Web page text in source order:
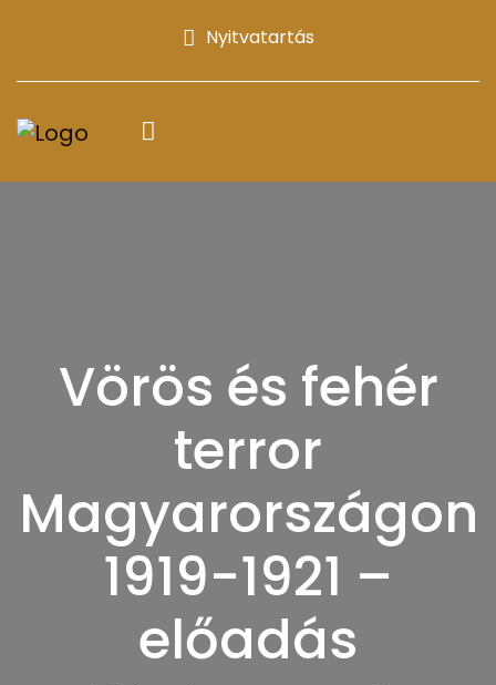
Nyitvatartás
Vörös és fehér
terror
Magyarországon
1919-1921 –
előadás